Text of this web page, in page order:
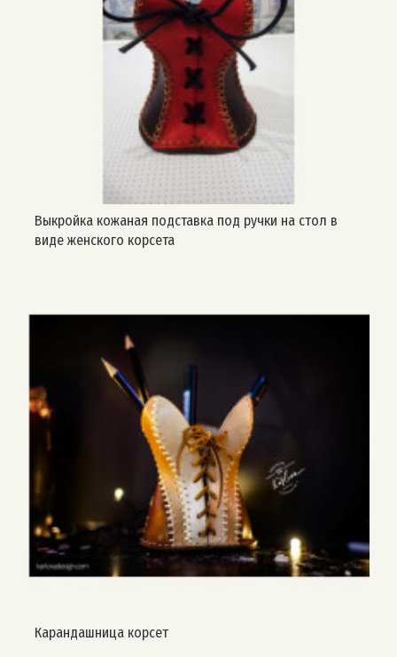
Выкройка кожаная подставка под ручки на стол в
виде женского корсета
Карандашница корсет